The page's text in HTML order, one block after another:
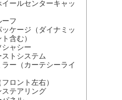
ールセンターキャッ
フ
ケージ（ダイナミッ
含む）
シャシー
トシステム
ー（カーテシーライ
フロント左右）
ステアリング